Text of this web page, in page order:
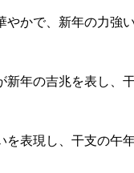
かで、新年の力強
年の吉兆を表し、
表現し、干支の午